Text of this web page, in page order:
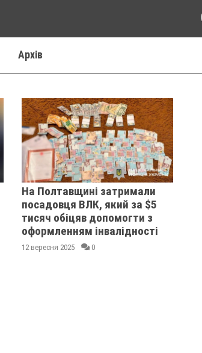
Aрхів
На Полтавщині затримали
посадовця ВЛК, який за $5
тисяч обіцяв допомогти з
оформленням інвалідності
12 вересня 2025 0